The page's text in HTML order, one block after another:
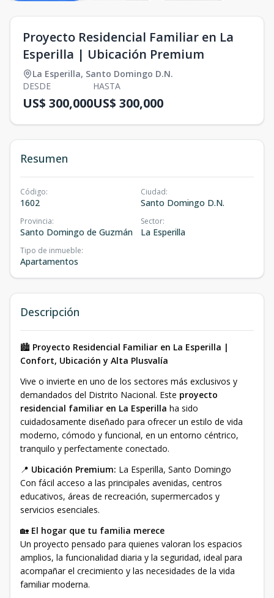
Proyecto Residencial Familiar en La
Esperilla | Ubicación Premium
La Esperilla, Santo Domingo D.N.
DESDE
US$ 300,000
HASTA
US$ 300,000
Resumen
Código:
1602
Ciudad:
Santo Domingo D.N.
Provincia:
Santo Domingo de Guzmán
Sector:
La Esperilla
Tipo de inmueble:
Apartamentos
Descripción
🏙️ Proyecto Residencial Familiar en La Esperilla |
Confort, Ubicación y Alta Plusvalía
Vive o invierte en uno de los sectores más exclusivos y
demandados del Distrito Nacional. Este proyecto
residencial familiar en La Esperilla ha sido
cuidadosamente diseñado para ofrecer un estilo de vida
moderno, cómodo y funcional, en un entorno céntrico,
tranquilo y perfectamente conectado.
📍 Ubicación Premium: La Esperilla, Santo Domingo
Con fácil acceso a las principales avenidas, centros
educativos, áreas de recreación, supermercados y
servicios esenciales.
🏡 El hogar que tu familia merece
Un proyecto pensado para quienes valoran los espacios
amplios, la funcionalidad diaria y la seguridad, ideal para
acompañar el crecimiento y las necesidades de la vida
familiar moderna.